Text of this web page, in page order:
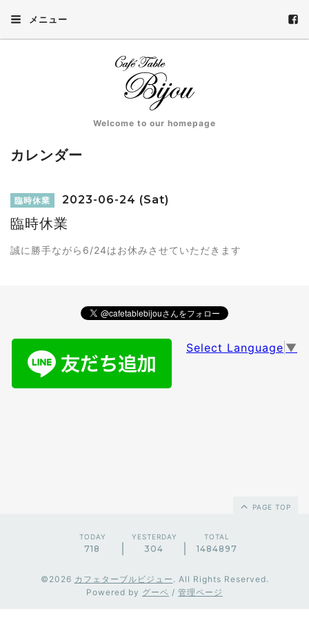
メニュー
Welcome to our homepage
カレンダー
臨時休業 2023-06-24 (Sat)
臨時休業
誠に勝手ながら6/24はお休みさせていただきます
Select Language ▼
PAGE TOP
TODAY
718
YESTERDAY
304
TOTAL
1484897
©2026 カフェターブルビジュー . All Rights Reserved.
Powered by グーペ / 管理ページ